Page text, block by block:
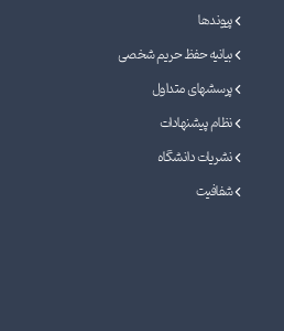
پیوندها
بیانیه حفظ حریم شخصی
پرسشهای متداول
نظام پیشنهادات
نشریات دانشگاه
شفافیت